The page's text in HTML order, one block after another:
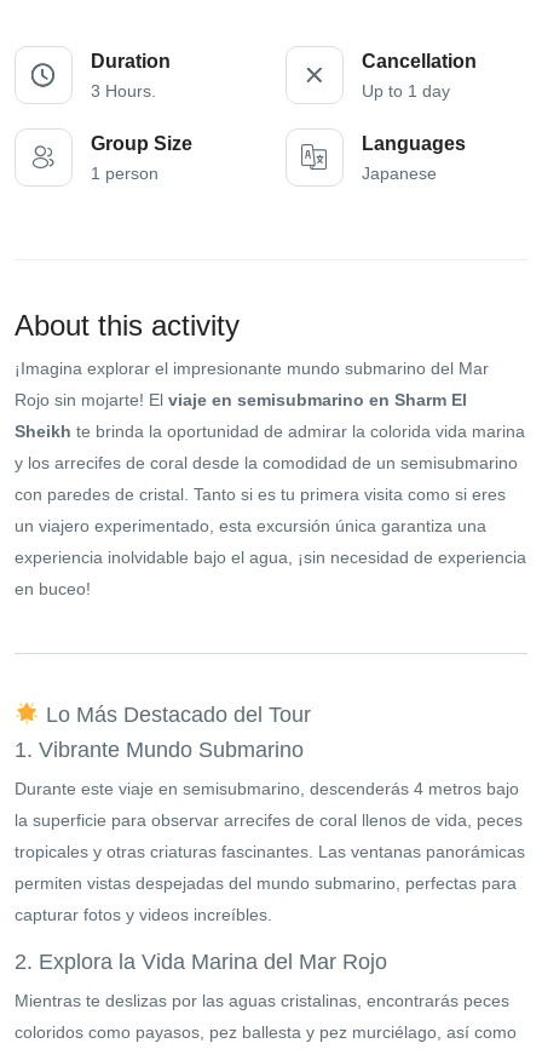
Duration
3 Hours.
Cancellation
Up to 1 day
Group Size
1 person
Languages
Japanese
About this activity
¡Imagina explorar el impresionante mundo submarino del Mar
Rojo sin mojarte! El viaje en semisubmarino en Sharm El
Sheikh te brinda la oportunidad de admirar la colorida vida marina
y los arrecifes de coral desde la comodidad de un semisubmarino
con paredes de cristal. Tanto si es tu primera visita como si eres
un viajero experimentado, esta excursión única garantiza una
experiencia inolvidable bajo el agua, ¡sin necesidad de experiencia
en buceo!
Lo Más Destacado del Tour
1. Vibrante Mundo Submarino
Durante este viaje en semisubmarino, descenderás 4 metros bajo
la superficie para observar arrecifes de coral llenos de vida, peces
tropicales y otras criaturas fascinantes. Las ventanas panorámicas
permiten vistas despejadas del mundo submarino, perfectas para
capturar fotos y videos increíbles.
2. Explora la Vida Marina del Mar Rojo
Mientras te deslizas por las aguas cristalinas, encontrarás peces
coloridos como payasos, pez ballesta y pez murciélago, así como